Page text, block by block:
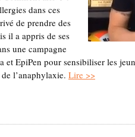
dans ces
de prendre des
il a appris de ses
une campagne
et EpiPen pour sensibiliser les
l’anaphylaxie. Lire >>